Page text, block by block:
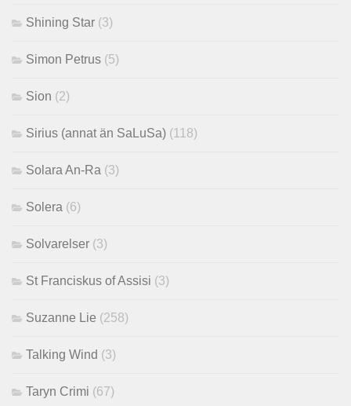
Shining Star (3)
Simon Petrus (5)
Sion (2)
Sirius (annat än SaLuSa) (118)
Solara An-Ra (3)
Solera (6)
Solvarelser (3)
St Franciskus of Assisi (3)
Suzanne Lie (258)
Talking Wind (3)
Taryn Crimi (67)